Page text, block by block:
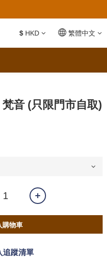
$ HKD 繁體中文
音 (只限門市自取)
購物車
追蹤清單